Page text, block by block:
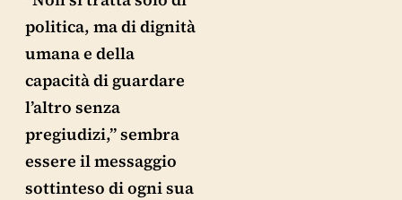
politica, ma di dignità
umana e della
capacità di guardare
l’altro senza
pregiudizi,” sembra
essere il messaggio
sottinteso di ogni sua